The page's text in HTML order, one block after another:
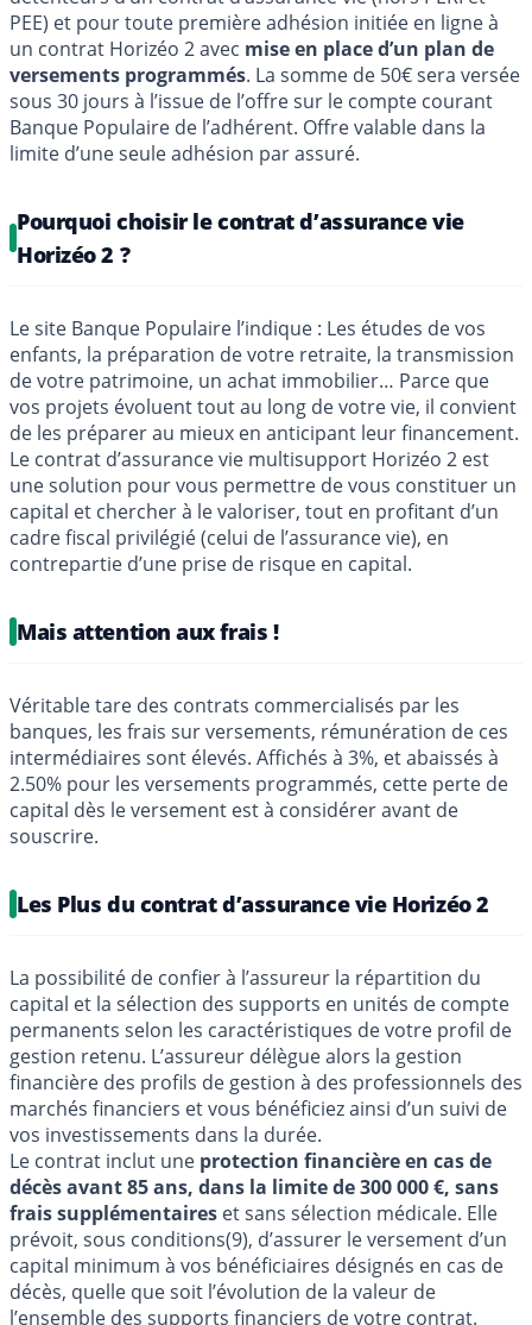
PEE) et pour toute première adhésion initiée en ligne à
un contrat Horizéo 2 avec mise en place d’un plan de
versements programmés. La somme de 50€ sera versée
sous 30 jours à l’issue de l’offre sur le compte courant
Banque Populaire de l’adhérent. Offre valable dans la
limite d’une seule adhésion par assuré.
Pourquoi choisir le contrat d’assurance vie
Horizéo 2 ?
Le site Banque Populaire l’indique : Les études de vos
enfants, la préparation de votre retraite, la transmission
de votre patrimoine, un achat immobilier… Parce que
vos projets évoluent tout au long de votre vie, il convient
de les préparer au mieux en anticipant leur financement.
Le contrat d’assurance vie multisupport Horizéo 2 est
une solution pour vous permettre de vous constituer un
capital et chercher à le valoriser, tout en profitant d’un
cadre fiscal privilégié (celui de l’assurance vie), en
contrepartie d’une prise de risque en capital.
Mais attention aux frais !
Véritable tare des contrats commercialisés par les
banques, les frais sur versements, rémunération de ces
intermédiaires sont élevés. Affichés à 3%, et abaissés à
2.50% pour les versements programmés, cette perte de
capital dès le versement est à considérer avant de
souscrire.
Les Plus du contrat d’assurance vie Horizéo 2
La possibilité de confier à l’assureur la répartition du
capital et la sélection des supports en unités de compte
permanents selon les caractéristiques de votre profil de
gestion retenu. L’assureur délègue alors la gestion
financière des profils de gestion à des professionnels des
marchés financiers et vous bénéficiez ainsi d’un suivi de
vos investissements dans la durée.
Le contrat inclut une protection financière en cas de
décès avant 85 ans, dans la limite de 300 000 €, sans
frais supplémentaires et sans sélection médicale. Elle
prévoit, sous conditions(9), d’assurer le versement d’un
capital minimum à vos bénéficiaires désignés en cas de
décès, quelle que soit l’évolution de la valeur de
l’ensemble des supports financiers de votre contrat.